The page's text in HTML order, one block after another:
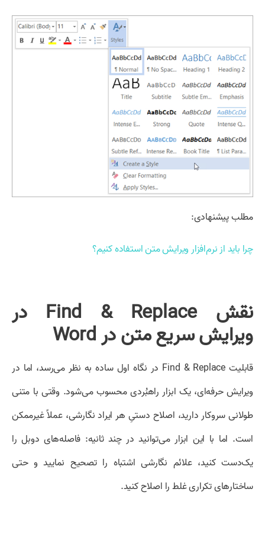
مطلب پیشنهادی:
چرا باید از نرم‌افزار ویرایش متن استفاده کنیم؟
نقش Find & Replace در
ویرایش سریع متن در Word
قابلیت Find & Replace در نگاه اول ساده به نظر می‌رسد، اما در
ویرایش حرفه‌ای، یک ابزار راهبُردی محسوب می‌شود. وقتی با متنی
طولانی سروکار دارید، اصلاح دستیِ هر ایراد نگارشی، عملاً غیرممکن
است. اما با این ابزار می‌توانید در چند ثانیه: فاصله‌های دوبل را
یک‌دست کنید، علائم نگارشی اشتباه را تصحیح نمایید و حتی
ساختارهای تکراری غلط را اصلاح کنید.